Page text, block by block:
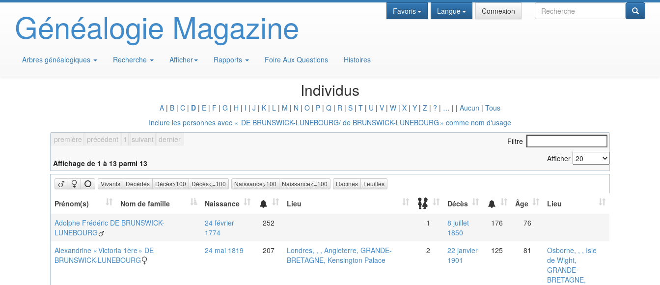
Généalogie Magazine Recherche
Favoris Langue Connexion
Arbres généalogiques Recherche Afficher Rapports Foire Aux Questions Histoires
Individus
A | B | C | D | E | F | G | H | I | J | K | L | M | N | O | P | Q | R | S | T | U | V | W | X | Y | Z | ? | … | | Aucun | Tous
Inclure les personnes avec « DE BRUNSWICK-LUNEBOURG/ de BRUNSWICK-LUNEBOURG » comme nom d'usage
première précédent 1 suivant dernier Filtre
Affichage de 1 à 13 parmi 13 Afficher
Vivants Décédés Décès>100 Décès<=100 Naissance>100 Naissance<=100 Racines Feuilles
Prénom(s) Nom de famille Naissance Lieu Décès Âge Lieu
Adolphe Frédéric DE BRUNSWICK-
LUNEBOURG
24 février
1774
252 1
8 juillet
1850
176 76
Alexandrine « Victoria 1ère » DE
BRUNSWICK-LUNEBOURG
24 mai 1819 207
Londres, , , Angleterre, GRANDE-
BRETAGNE, Kensington Palace
2
22 janvier
1901
125 81
Osborne, , , Isle
de Wight,
GRANDE-
BRETAGNE,